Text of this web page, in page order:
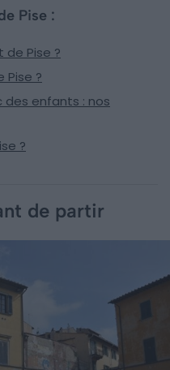
Pise :
de Pise ?
Pise ?
des enfants : nos
?
de partir